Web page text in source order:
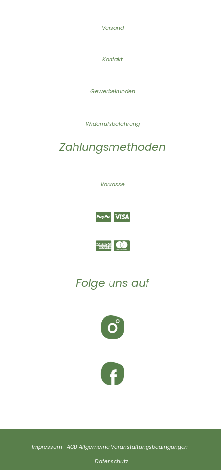
Versand
Kontakt
Gewerbekunden
Widerrufsbelehrung
Zahlungsmethoden
Vorkasse
Folge uns auf
Impressum AGB Allgemeine Veranstaltungsbedingungen
Datenschutz